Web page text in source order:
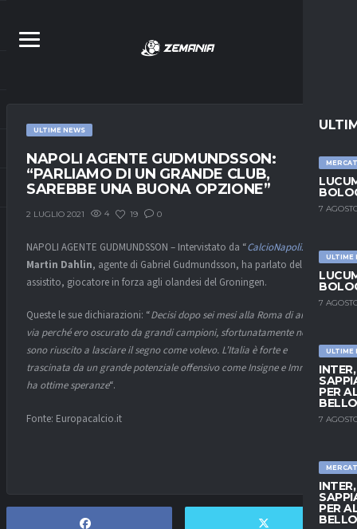
7
ULTIME
7
ULTIME
PER
7
PER
ULTIME NEWS
NAPOLI AGENTE GUDMUNDSSON:
“PARLIAMO DI UN GRANDE CLUB,
SAREBBE UNA BUONA OPZIONE”
2 LUGLIO 2021 4 19 0
NAPOLI AGENTE GUDMUNDSSON – Intervistato da “CalcioNapoli24.it “,
Martin Dahlin, agente di Gabriel Gudmundsson, ha parlato del suo
assistito, giocatore in forza agli olandesi del Groningen.
Queste le sue dichiarazioni: “Decisi dopo sei mesi alla Roma di andare
via perché ero oscurato da grandi campioni, sfortunatamente non
sono riuscito a lasciare il segno come volevo. L’Italia è forte e
trascinata da un grande potenziale offensivo come Insigne e Immobile,
ha ottime speranze“.
Fonte: Europacalcio.it